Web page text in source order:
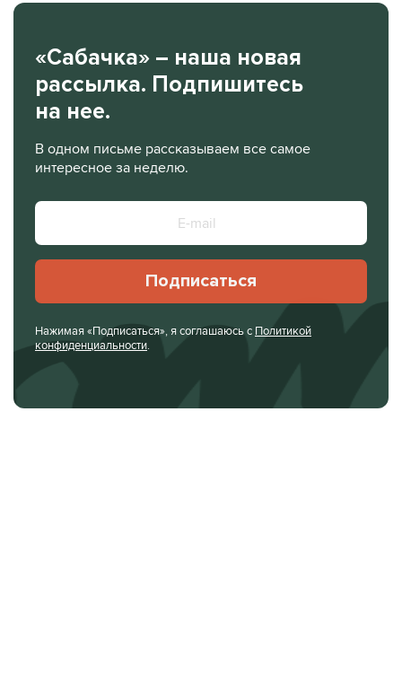
«Сабачка» – наша новая
рассылка. Подпишитесь
на нее.
В одном письме рассказываем все самое
интересное за неделю.
Подписаться
Нажимая «Подписаться», я соглашаюсь с Политикой
конфиденциальности.